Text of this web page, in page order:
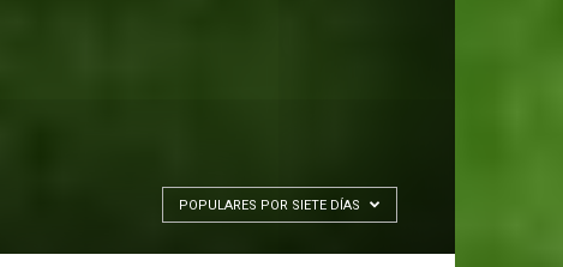
POPULARES POR SIETE DÍAS